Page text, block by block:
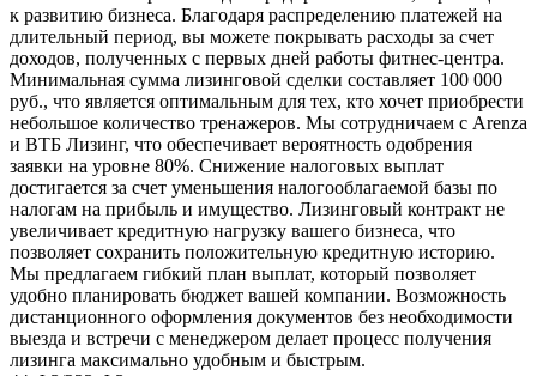
к развитию бизнеса. Благодаря распределению платежей на
длительный период, вы можете покрывать расходы за счет
доходов, полученных с первых дней работы фитнес-центра.
Минимальная сумма лизинговой сделки составляет 100 000
руб., что является оптимальным для тех, кто хочет приобрести
небольшое количество тренажеров. Мы сотрудничаем с Arenza
и ВТБ Лизинг, что обеспечивает вероятность одобрения
заявки на уровне 80%. Снижение налоговых выплат
достигается за счет уменьшения налогооблагаемой базы по
налогам на прибыль и имущество. Лизинговый контракт не
увеличивает кредитную нагрузку вашего бизнеса, что
позволяет сохранить положительную кредитную историю.
Мы предлагаем гибкий план выплат, который позволяет
удобно планировать бюджет вашей компании. Возможность
дистанционного оформления документов без необходимости
выезда и встречи с менеджером делает процесс получения
лизинга максимально удобным и быстрым.